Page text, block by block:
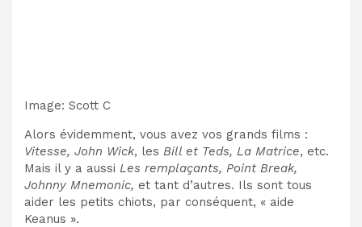
Image: Scott C
Alors évidemment, vous avez vos grands films :
Vitesse, John Wick, les Bill et Teds, La Matrice, etc.
Mais il y a aussi Les remplaçants, Point Break,
Johnny Mnemonic, et tant d’autres. Ils sont tous
aider les petits chiots, par conséquent, « aide
Keanus ».